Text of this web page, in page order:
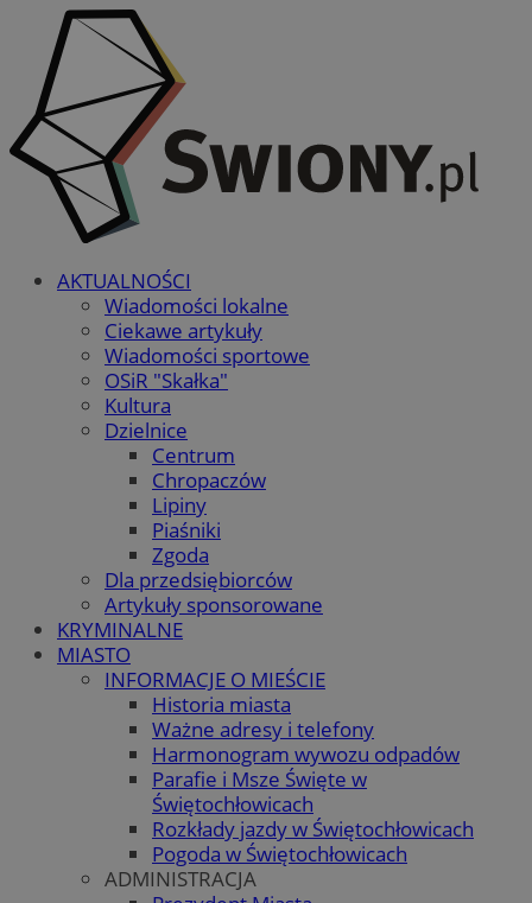
AKTUALNOŚCI
Wiadomości lokalne
Ciekawe artykuły
Wiadomości sportowe
OSiR "Skałka"
Kultura
Dzielnice
Centrum
Chropaczów
Lipiny
Piaśniki
Zgoda
Dla przedsiębiorców
Artykuły sponsorowane
KRYMINALNE
MIASTO
INFORMACJE O MIEŚCIE
Historia miasta
Ważne adresy i telefony
Harmonogram wywozu odpadów
Parafie i Msze Święte w
Świętochłowicach
Rozkłady jazdy w Świętochłowicach
Pogoda w Świętochłowicach
ADMINISTRACJA